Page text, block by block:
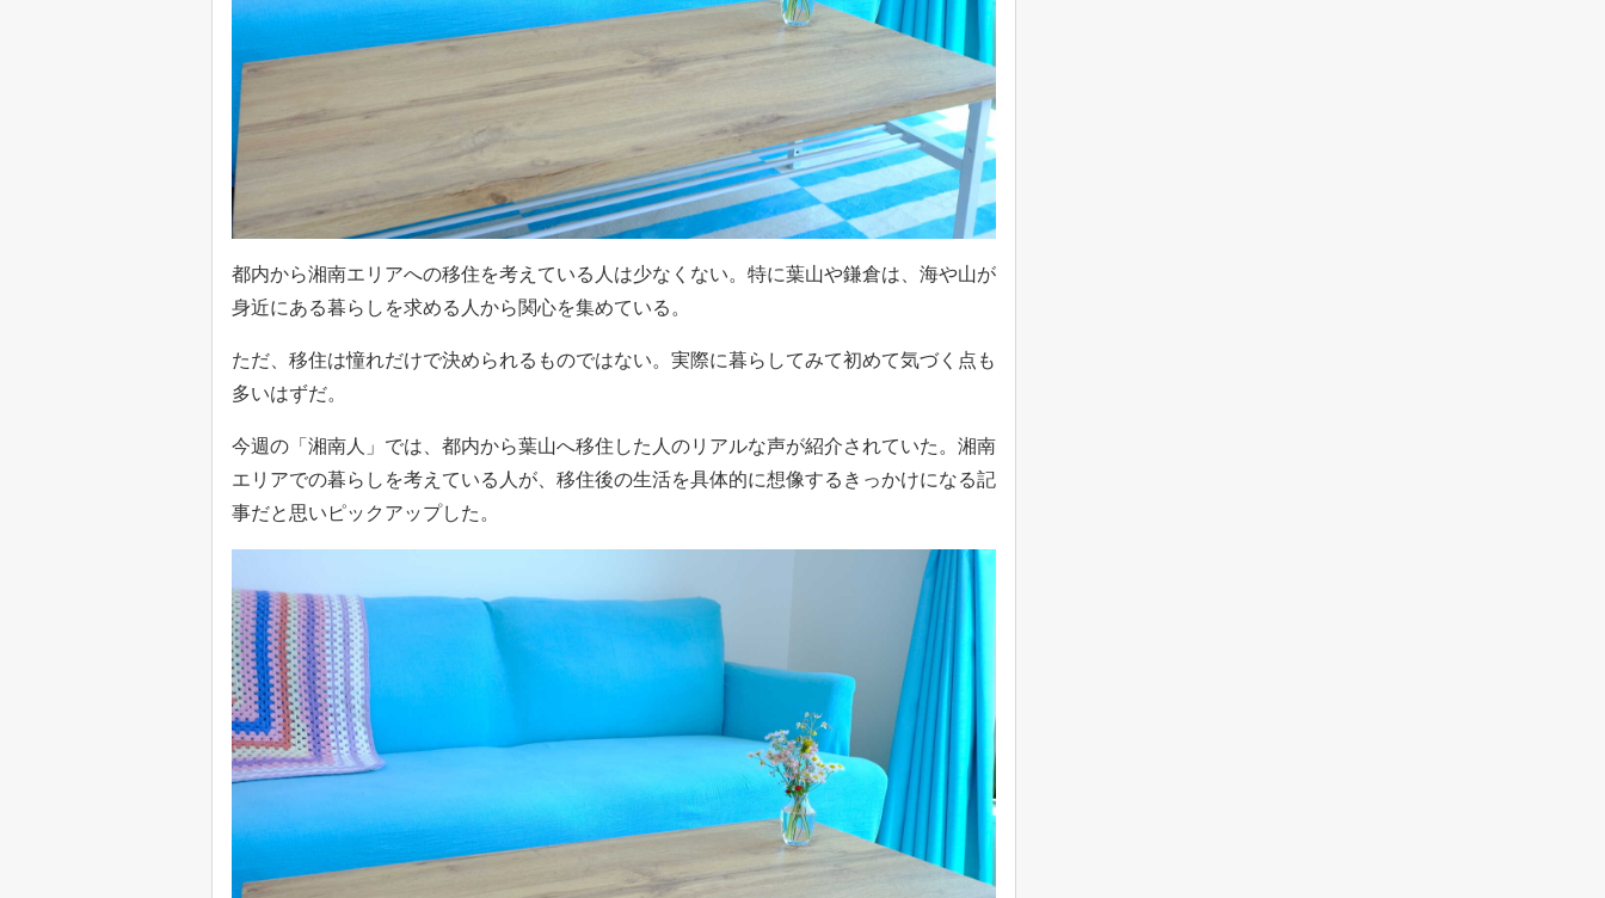
都内から湘南エリアへの移住を考えている人は少なくない。特に葉山や鎌倉は、海や山が
身近にある暮らしを求める人から関心を集めている。
ただ、移住は憧れだけで決められるものではない。実際に暮らしてみて初めて気づく点も
多いはずだ。
今週の「湘南人」では、都内から葉山へ移住した人のリアルな声が紹介されていた。湘南
エリアでの暮らしを考えている人が、移住後の生活を具体的に想像するきっかけになる記
事だと思いピックアップした。